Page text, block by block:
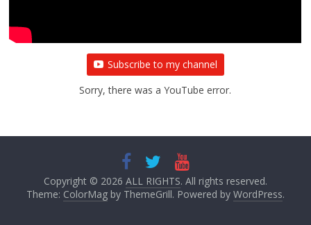
Subscribe to my channel
Sorry, there was a YouTube error.
Copyright © 2026 ALL RIGHTS. All rights reserved.
Theme: ColorMagby ThemeGrill. Powered by WordPress.